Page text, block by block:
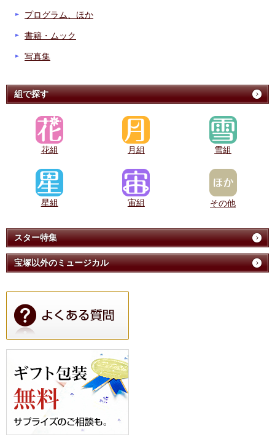
プログラム、ほか
書籍・ムック
写真集
組で探す
花組 月組 雪組
星組 宙組 その他
スター特集
宝塚以外のミュージカル